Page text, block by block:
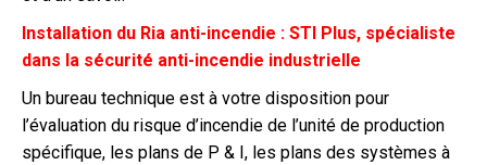
Installation du Ria anti-incendie : STI Plus, spécialiste
dans la sécurité anti-incendie industrielle
Un bureau technique est à votre disposition pour
l’évaluation du risque d’incendie de l’unité de production
spécifique, les plans de P & I, les plans des systèmes à